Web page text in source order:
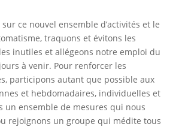
ce nouvel ensemble d’activités et le
traquons et évitons les
inutiles et allégeons notre emploi du
à venir. Pour renforcer les
participons autant que possible aux
et hebdomadaires, individuelles et
un ensemble de mesures qui nous
rejoignons un groupe qui médite tous